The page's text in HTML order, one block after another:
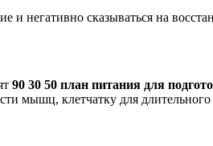
и негативно сказываться на
90 30 50 план питания для
мышц, клетчатку для